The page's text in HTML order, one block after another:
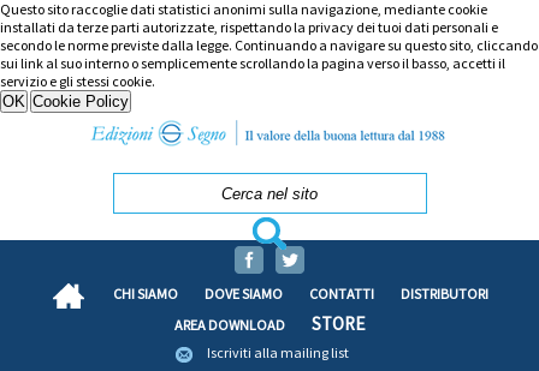
Questo sito raccoglie dati statistici anonimi sulla navigazione, mediante cookie
installati da terze parti autorizzate, rispettando la privacy dei tuoi dati personali e
secondo le norme previste dalla legge. Continuando a navigare su questo sito, cliccando
sui link al suo interno o semplicemente scrollando la pagina verso il basso, accetti il
servizio e gli stessi cookie.
CHI SIAMO DOVE SIAMO CONTATTI
DISTRIBUTORI
AREA DOWNLOAD
STORE
Iscriviti alla mailing list